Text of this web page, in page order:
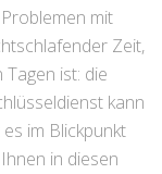
mit
Zeit,
ist: die
kann
im Blickpunkt
in diesen